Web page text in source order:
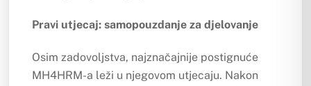
Pravi utjecaj: samopouzdanje za djelovanje
Osim zadovoljstva, najznačajnije postignuće
MH4HRM-a leži u njegovom utjecaju. Nakon